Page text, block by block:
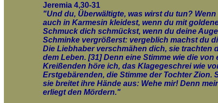
Jeremia 4,30-31
"Und du, Überwältigte, was wirst du tun?
auch in Karmesin kleidest, wenn du mit
Schmuck dich schmückst, wenn du deine
Schminke vergrößerst: vergeblich machst du
Die Liebhaber verschmähen dich, sie trachten
dem Leben. [31] Denn eine Stimme wie die von
Kreißenden höre ich, das Klagegeschrei wie
Erstgebärenden, die Stimme der Tochter Zion.
sie breitet ihre Hände aus: Wehe mir! Denn
erliegt den Mördern."